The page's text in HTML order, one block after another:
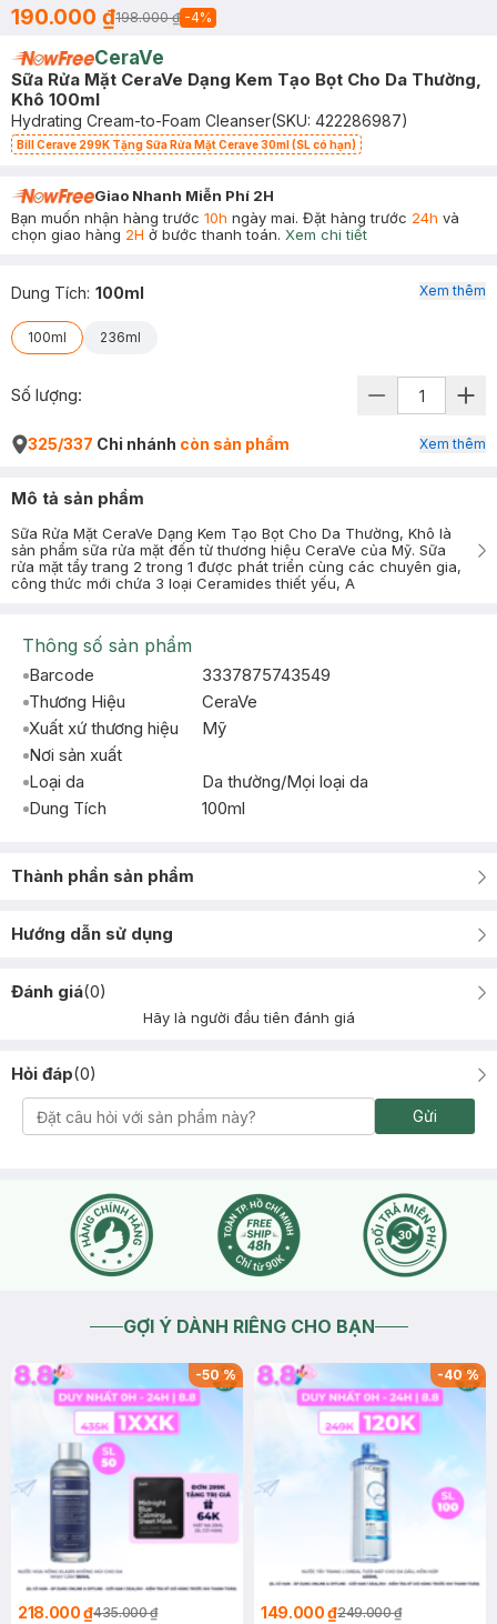
190.000 ₫198.000 ₫ -4%
CeraVe
Sữa Rửa Mặt CeraVe Dạng Kem Tạo Bọt Cho Da Thường,
Khô 100ml
Hydrating Cream-to-Foam Cleanser(SKU: 422286987)
Bill Cerave 299K Tặng Sữa Rửa Mặt Cerave 30ml (SL có hạn)
Giao Nhanh Miễn Phí 2H
Bạn muốn nhận hàng trước 10h ngày mai. Đặt hàng trước 24h và
chọn giao hàng 2H ở bước thanh toán. Xem chi tiết
Dung Tích: 100ml
100ml 236ml
Xem thêm
Số lượng:
325/337 Chi nhánh còn sản phẩm Xem thêm
Mô tả sản phẩm
Sữa Rửa Mặt CeraVe Dạng Kem Tạo Bọt Cho Da Thường, Khô là
sản phẩm sữa rửa mặt đến từ thương hiệu CeraVe của Mỹ. Sữa
rửa mặt tẩy trang 2 trong 1 được phát triển cùng các chuyên gia,
công thức mới chứa 3 loại Ceramides thiết yếu, A
Thông số sản phẩm
Barcode
3337875743549
Thương Hiệu
CeraVe
Xuất xứ thương hiệu
Mỹ
Nơi sản xuất
Loại da
Da thường/Mọi loại da
Dung Tích
100ml
Thành phần sản phẩm
Hướng dẫn sử dụng
Đánh giá(0)
Hãy là người đầu tiên đánh giá
Hỏi đáp(0)
Gửi
GỢI Ý DÀNH RIÊNG CHO BẠN
-50%
218.000 ₫435.000 ₫
-40%
149.000 ₫249.000 ₫